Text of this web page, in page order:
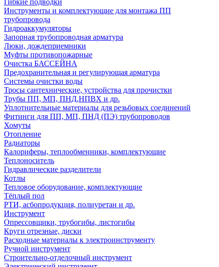
Гибкие подводки
Инструменты и комплектующие для монтажа ПП
трубопровода
Гидроаккумуляторы
Запорная трубопроводная арматура
Люки, дождеприемники
Муфты противопожарные
Очистка БАССЕЙНА
Предохранительная и регулирующая арматура
Системы очистки воды
Тросы сантехнические, устройства для прочистки
Трубы ПП, МП, ПНД,НПВХ и др.
Уплотнительные материалы для резьбовых соединений
Фитинги для ПП, МП, ПНД (ПЭ) трубопроводов
Хомуты
Отопление
Радиаторы
Калориферы, теплообменники, комплектующие
Теплоноситель
Гидравлические разделители
Котлы
Тепловое оборудование, комплектующие
Тёплый пол
РТИ, асбопродукция, полиуретан и др.
Инструмент
Опрессовщики, трубогибы, листогибы
Круги отрезные, диски
Расходные материалы к электроинструменту
Ручной инструмент
Строительно-отделочный инструмент